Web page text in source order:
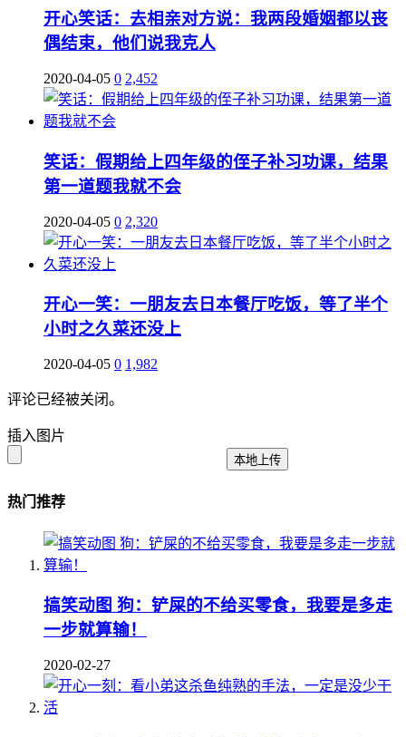
开心笑话：去相亲对方说：我两段婚姻都以丧
偶结束，他们说我克人
2020-04-05 0 2,452
笑话：假期给上四年级的侄子补习功课，结果
第一道题我就不会
2020-04-05 0 2,320
开心一笑：一朋友去日本餐厅吃饭，等了半个
小时之久菜还没上
2020-04-05 0 1,982
评论已经被关闭。
插入图片
本地上传
热门推荐
搞笑动图 狗：铲屎的不给买零食，我要是多走
一步就算输！
2020-02-27